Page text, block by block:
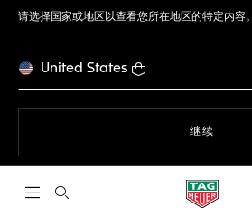
请选择国家或地区以查看您所在地区的特定内容。
United States
继续
打开搜索